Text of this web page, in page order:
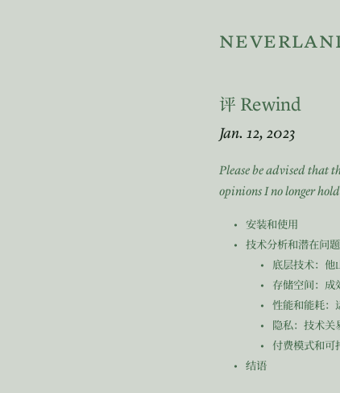
评 Rewind
Jan. 12, 2023
Please be advised that
opinions I no longer
安装和使用
技术分析和潜在问题
底层技术：他
存储空间：成
性能和能耗：
隐私：技术关
付费模式和可
结语